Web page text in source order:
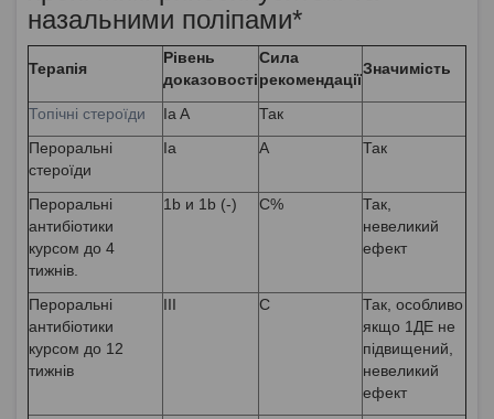
назальними поліпами*
Терапія
Рівень
доказовості
Сила
рекомендації
Значимість
Топічні стероїди Ia A
Так
Пероральні
стероїди
Ia A Так
Пероральні
антибіотики
курсом до 4
тижнів.
1b и 1b (-) C%
Так,
невеликий
ефект
Пероральні
антибіотики
курсом до 12
тижнів
III C
Так, особливо
якщо 1ДЕ не
підвищений,
невеликий
ефект